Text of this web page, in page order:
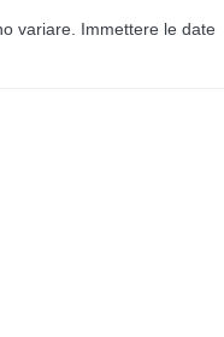
variare. Immettere le date